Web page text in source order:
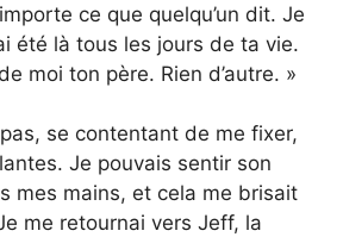
ce que quelqu’un dit. Je
été là tous les jours de ta vie.
moi ton père. Rien d’autre. »
se contentant de me fixer,
Je pouvais sentir son
mes mains, et cela me brisait
me retournai vers Jeff, la